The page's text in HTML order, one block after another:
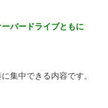
バードライブともに
集中できる内容です。